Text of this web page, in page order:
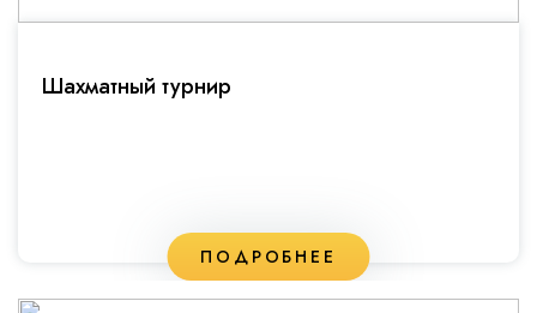
Шахматный турнир
ПОДРОБНЕЕ